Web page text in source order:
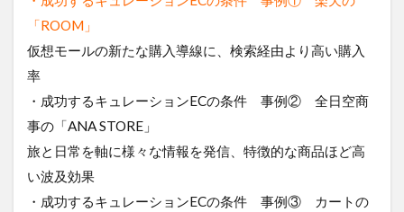
「ROOM」
仮想モールの新たな購入導線に、検索経由より高い購入
率
・成功するキュレーションECの条件 事例② 全日空商
事の「ANA STORE」
旅と日常を軸に様々な情報を発信、特徴的な商品ほど高
い波及効果
・成功するキュレーションECの条件 事例③ カートの